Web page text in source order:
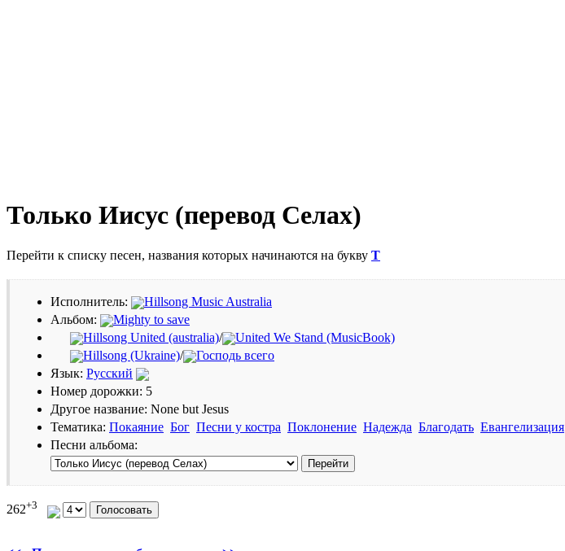
Только Иисус (перевод Селах)
Перейти к списку песен, названия которых начинаются на букву Т
Исполнитель:
Hillsong Music Australia
Альбом:
Mighty to save
Hillsong United (australia)/
United We Stand (MusicBook)
Hillsong (Ukraine)/
Господь всего
Язык: Русский
Номер дорожки: 5
Другое название: None but Jesus
Тематика: Покаяние Бог Песни у костра Поклонение Надежда Благодать Евангелизация
Песни альбома:
262+3